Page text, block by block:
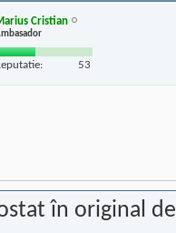
Cristian
53
în original de